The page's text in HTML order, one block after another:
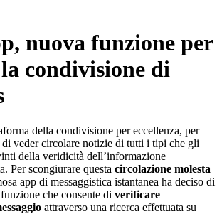
nuova funzione per
condivisione di
della condivisione per eccellenza, per
di veder circolare notizie di tutti i tipi che gli
della veridicità dell’informazione
Per scongiurare questa circolazione molesta
app di messaggistica istantanea ha deciso di
che consente di verificare
attraverso una ricerca effettuata su